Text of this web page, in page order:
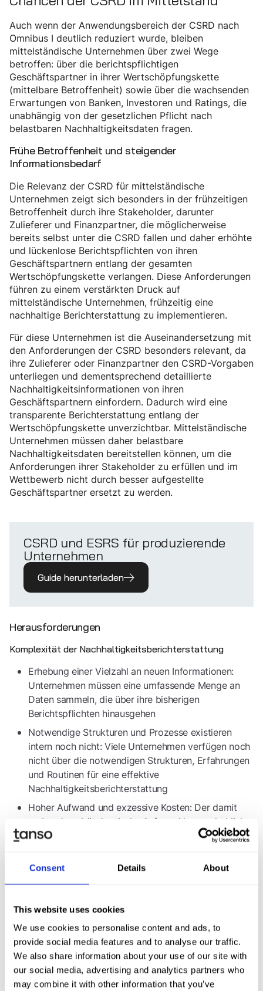
Consent Details About
This website uses cookies
We use cookies to personalise content and ads, to
provide social media features and to analyse our traffic.
We also share information about your use of our site with
our social media, advertising and analytics partners who
may combine it with other information that you’ve
Auch wenn der Anwendungsbereich der CSRD nach
Omnibus I deutlich reduziert wurde, bleiben
mittelständische Unternehmen über zwei Wege
betroffen: über die berichtspflichtigen
Geschäftspartner in ihrer Wertschöpfungskette
(mittelbare Betroffenheit) sowie über die wachsenden
Erwartungen von Banken, Investoren und Ratings, die
unabhängig von der gesetzlichen Pflicht nach
belastbaren Nachhaltigkeitsdaten fragen.
Frühe Betroffenheit und steigender
Informationsbedarf
Die Relevanz der CSRD für mittelständische
Unternehmen zeigt sich besonders in der frühzeitigen
Betroffenheit durch ihre Stakeholder, darunter
Zulieferer und Finanzpartner, die möglicherweise
bereits selbst unter die CSRD fallen und daher erhöhte
und lückenlose Berichtspflichten von ihren
Geschäftspartnern entlang der gesamten
Wertschöpfungskette verlangen. Diese Anforderungen
führen zu einem verstärkten Druck auf
mittelständische Unternehmen, frühzeitig eine
nachhaltige Berichterstattung zu implementieren.
Für diese Unternehmen ist die Auseinandersetzung mit
den Anforderungen der CSRD besonders relevant, da
ihre Zulieferer oder Finanzpartner den CSRD-Vorgaben
unterliegen und dementsprechend detaillierte
Nachhaltigkeitsinformationen von ihren
Geschäftspartnern einfordern. Dadurch wird eine
transparente Berichterstattung entlang der
Wertschöpfungskette unverzichtbar. Mittelständische
Unternehmen müssen daher belastbare
Nachhaltigkeitsdaten bereitstellen können, um die
Anforderungen ihrer Stakeholder zu erfüllen und im
Wettbewerb nicht durch besser aufgestellte
Geschäftspartner ersetzt zu werden.
CSRD und ESRS für produzierende
Unternehmen
Guide herunterladen
Herausforderungen
Komplexität der Nachhaltigkeitsberichterstattung
Erhebung einer Vielzahl an neuen Informationen:
Unternehmen müssen eine umfassende Menge an
Daten sammeln, die über ihre bisherigen
Berichtspflichten hinausgehen
Notwendige Strukturen und Prozesse existieren
intern noch nicht: Viele Unternehmen verfügen noch
nicht über die notwendigen Strukturen, Erfahrungen
und Routinen für eine effektive
Nachhaltigkeitsberichterstattung
Hoher Aufwand und exzessive Kosten: Der damit
verbundene bürokratische Aufwand kann erheblich
sein und vielen Unternehmen fehlen hierfür die
Bürokratiekosten bei 1 bis 3 Prozent vom Umsatz.
Berichtspflichtige Kunden, Zulieferer und
Finanzpartner: Unternehmen sehen sich
zunehmenden Anforderungen von Kunden,
Zulieferern und Finanzpartnern gegenüber, die selbst
berichtspflichtig sind und detaillierte
Nachhaltigkeitsinformationen verlangen